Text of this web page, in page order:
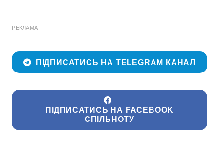
РЕКЛАМА
ПІДПИСАТИСЬ НА TELEGRAM КАНАЛ
ПІДПИСАТИСЬ НА FACEBOOK
СПІЛЬНОТУ